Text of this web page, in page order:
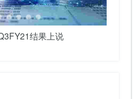
结果上说